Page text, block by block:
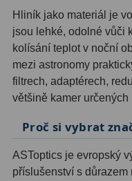
Montáže93
Azimutální AZ 5
Paralaktické EQ
Fotografické montáže5
Stativy a pilíře3
Objímky10
Hliník jako materiál je
jsou lehké, odolné vůči
kolísání teplot v noční
mezi astronomy
filtrech, adaptérech,
většině kamer určených
Proč si vybrat
ASToptics je evropský
příslušenství s